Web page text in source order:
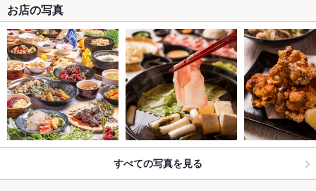
お店の写真
すべての写真を見る